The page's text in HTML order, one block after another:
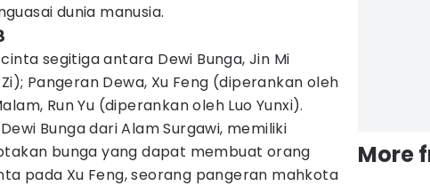
dunia manusia.
segitiga antara Dewi Bunga, Jin Mi
Pangeran Dewa, Xu Feng (diperankan oleh
Run Yu (diperankan oleh Luo Yunxi).
Bunga dari Alam Surgawi, memiliki
bunga yang dapat membuat orang
pada Xu Feng, seorang pangeran mahkota
More